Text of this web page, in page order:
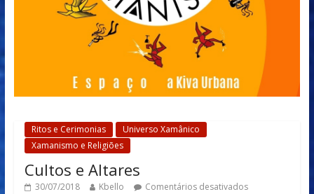
Ritos e Cerimonias
Universo Xamânico
Xamanismo e Religiões
Cultos e Altares
30/07/2018 Kbello Comentários desativados